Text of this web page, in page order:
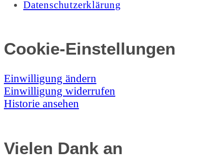
Datenschutzerklärung
Cookie-Einstellungen
Einwilligung ändern
Einwilligung widerrufen
Historie ansehen
Vielen Dank an